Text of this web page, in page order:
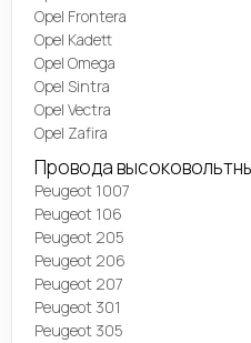
Opel Frontera
Opel Kadett
Opel Omega
Opel Sintra
Opel Vectra
Opel Zafira
Провода
Peugeot 1007
Peugeot 106
Peugeot 205
Peugeot 206
Peugeot 207
Peugeot 301
Peugeot 305